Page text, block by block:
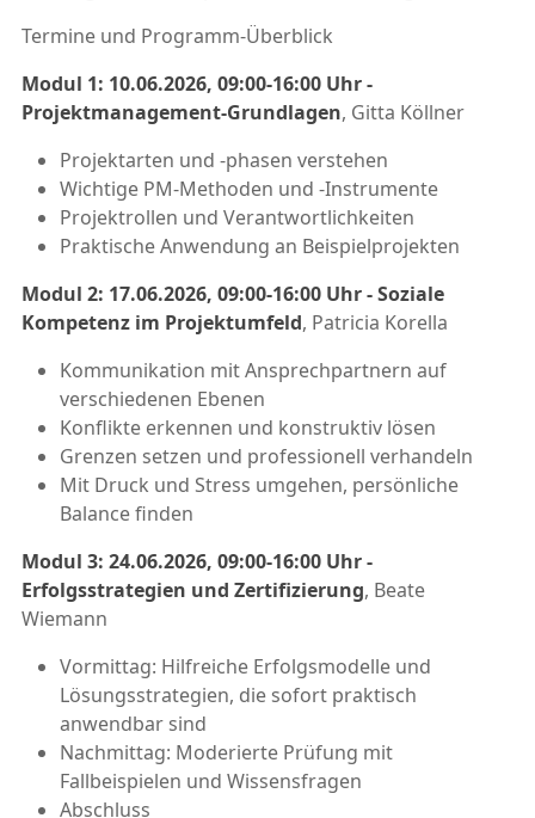
Termine und Programm-Überblick
Modul 1: 10.06.2026, 09:00-16:00 Uhr -
Projektmanagement-Grundlagen, Gitta Köllner
Projektarten und -phasen verstehen
Wichtige PM-Methoden und -Instrumente
Projektrollen und Verantwortlichkeiten
Praktische Anwendung an Beispielprojekten
Modul 2: 17.06.2026, 09:00-16:00 Uhr - Soziale
Kompetenz im Projektumfeld, Patricia Korella
Kommunikation mit Ansprechpartnern auf
verschiedenen Ebenen
Konflikte erkennen und konstruktiv lösen
Grenzen setzen und professionell verhandeln
Mit Druck und Stress umgehen, persönliche
Balance finden
Modul 3: 24.06.2026, 09:00-16:00 Uhr -
Erfolgsstrategien und Zertifizierung, Beate
Wiemann
Vormittag: Hilfreiche Erfolgsmodelle und
Lösungsstrategien, die sofort praktisch
anwendbar sind
Nachmittag: Moderierte Prüfung mit
Fallbeispielen und Wissensfragen
Abschluss